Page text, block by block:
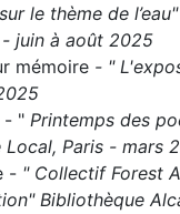
le thème de
juin à août 2025
mémoire - "
- " Printemps des
Local, Paris - mars
- " Collectif Forest
Bibliothèque